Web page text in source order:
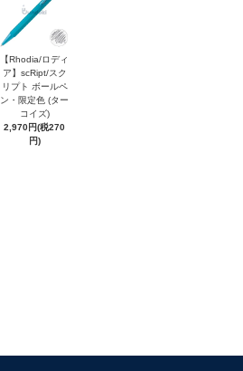
【Rhodia/ロディ
ア】scRipt/スク
リプト ボールペ
ン・限定色 (ター
コイズ)
2,970円(税270
円)